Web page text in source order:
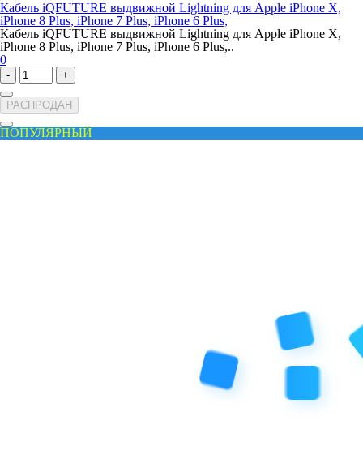
Кабель iQFUTURE выдвижной Lightning для Apple iPhone X,
iPhone 8 Plus, iPhone 7 Plus, iPhone 6 Plus,
Кабель iQFUTURE выдвижной Lightning для Apple iPhone X,
iPhone 8 Plus, iPhone 7 Plus, iPhone 6 Plus,..
0
- +
РАСПРОДАН
ПОПУЛЯРНЫЙ